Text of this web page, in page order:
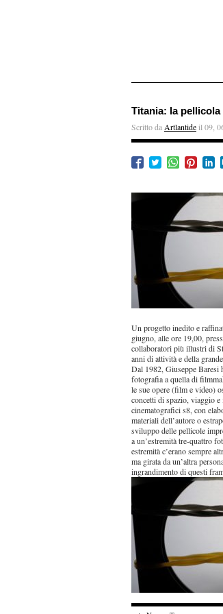
Titania: la
Scritto da Artlantideil 09,
Un progetto inedito e
giugno, alle ore 19,00,
collaboratori più illustri di
anni di attività e della
Dal 1982, Giuseppe Baresi
fotografia a quella di
le sue opere (film e video)
concetti di spazio, viaggio
cinematografici s8, con
materiali dell’autore o
sviluppo delle pellicole
a un’estremità tre-quattro
estremità c’erano sempre
ma girata da un’altra
ingrandimento di questi